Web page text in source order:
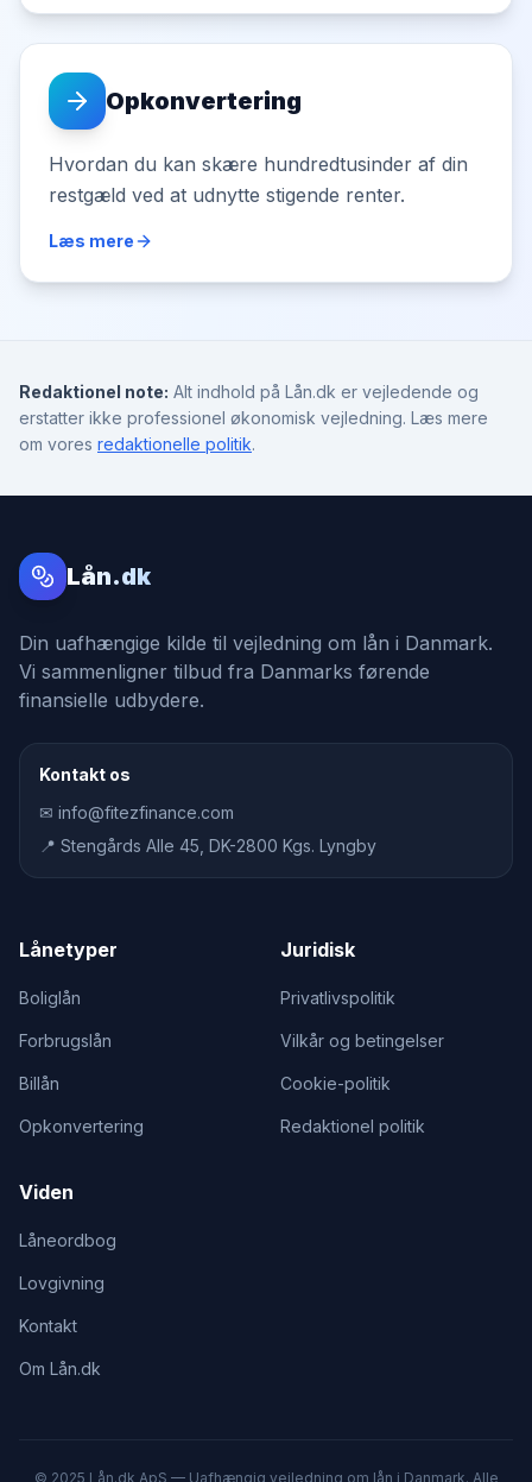
Opkonvertering
Hvordan du kan skære hundredtusinder af din
restgæld ved at udnytte stigende renter.
Læs mere
Redaktionel note: Alt indhold på Lån.dk er vejledende og
erstatter ikke professionel økonomisk vejledning. Læs mere
om vores redaktionelle politik.
Lån.dk
Din uafhængige kilde til vejledning om lån i Danmark.
Vi sammenligner tilbud fra Danmarks førende
finansielle udbydere.
Kontakt os
✉ info@fitezfinance.com
📍 Stengårds Alle 45, DK-2800 Kgs. Lyngby
Lånetyper
Boliglån
Forbrugslån
Billån
Opkonvertering
Viden
Låneordbog
Lovgivning
Kontakt
Om Lån.dk
Juridisk
Privatlivspolitik
Vilkår og betingelser
Cookie-politik
Redaktionel politik
© 2025 Lån.dk ApS — Uafhængig vejledning om lån i Danmark. Alle